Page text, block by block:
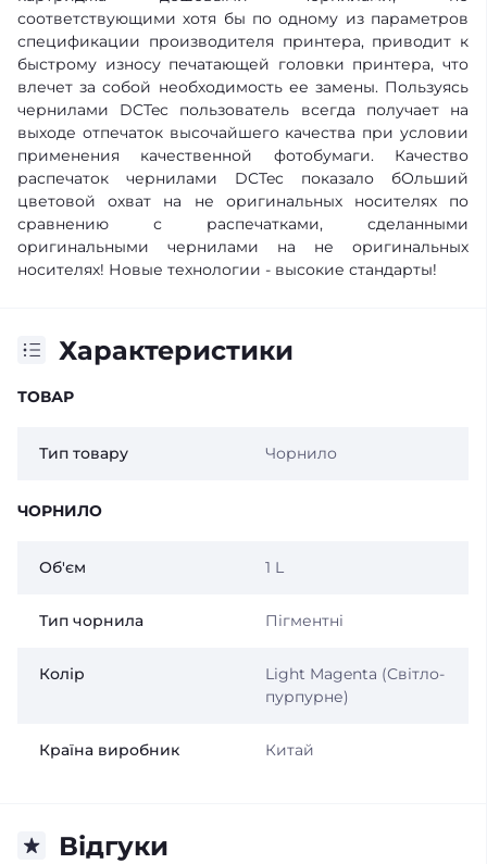
соответствующими хотя бы по одному из параметров
спецификации производителя принтера, приводит к
быстрому износу печатающей головки принтера, что
влечет за собой необходимость ее замены. Пользуясь
чернилами DCTec пользователь всегда получает на
выходе отпечаток высочайшего качества при условии
применения качественной фотобумаги. Качество
распечаток чернилами DCTec показало бОльший
цветовой охват на не оригинальных носителях по
сравнению с распечатками, сделанными
оригинальными чернилами на не оригинальных
носителях! Новые технологии - высокие стандарты!
Характеристики
ТОВАР
Тип товару Чорнило
ЧОРНИЛО
Об'єм 1 L
Тип чорнила Пігментні
Колір
Light Magenta (Світло-
пурпурне)
Країна виробник Китай
Відгуки